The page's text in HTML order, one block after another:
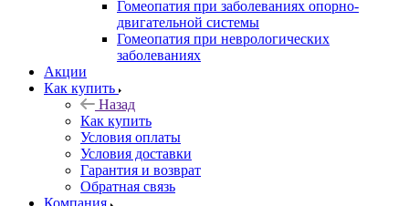
Гомеопатия при заболеваниях опорно-
двигательной системы
Гомеопатия при неврологических
заболеваниях
Акции
Как купить
Назад
Как купить
Условия оплаты
Условия доставки
Гарантия и возврат
Обратная связь
Компания